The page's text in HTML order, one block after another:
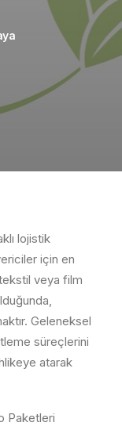
lojistik
için en
veya film
Geleneksel
süreçlerini
atarak
Paketleri